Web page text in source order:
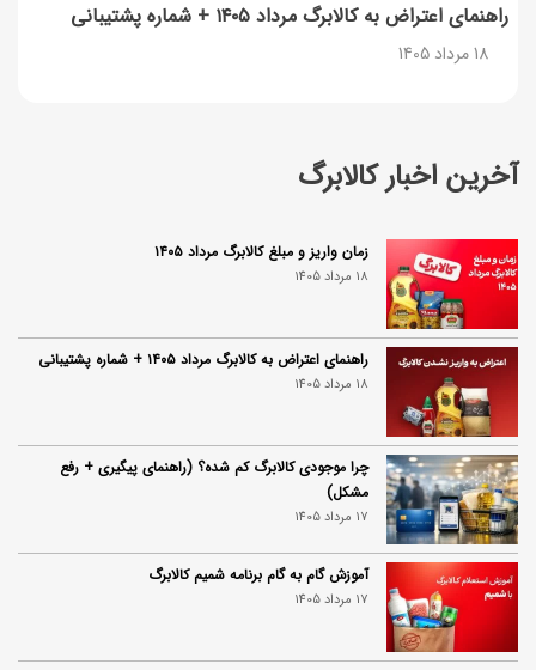
آخرین اخبار کالابرگ
زمان واریز و مبلغ کالابرگ مرداد ۱۴۰۵
18 مرداد 1405
راهنمای اعتراض به کالابرگ مرداد ۱۴۰۵ + شماره پشتیبانی
18 مرداد 1405
چرا موجودی کالابرگ کم شده؟ (راهنمای پیگیری + رفع
مشکل)
17 مرداد 1405
آموزش گام به گام برنامه شمیم کالابرگ
17 مرداد 1405
راهنمای اعتراض به کالابرگ مرداد ۱۴۰۵ + شماره پشتیبانی
18 مرداد 1405